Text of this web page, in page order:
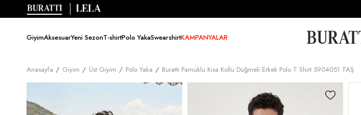
GiyimAksesuarYeni SezonT-shirtPolo YakaSwearshirtKAMPANYALAR
Anasayfa Giyim Üst Giyim Polo Yaka Buratti Pamuklu Kısa Kollu Düğmeli Erkek Polo T Shirt 5904051 TAŞ